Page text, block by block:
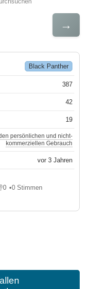
→
Black Panther
387
42
19
persönlichen und nicht-
kommerziellen Gebrauch
vor 3 Jahren
mir
0
Gefällt mir nicht
•0 Stimmen